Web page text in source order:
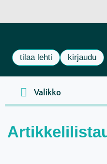
tilaa lehti kirjaudu